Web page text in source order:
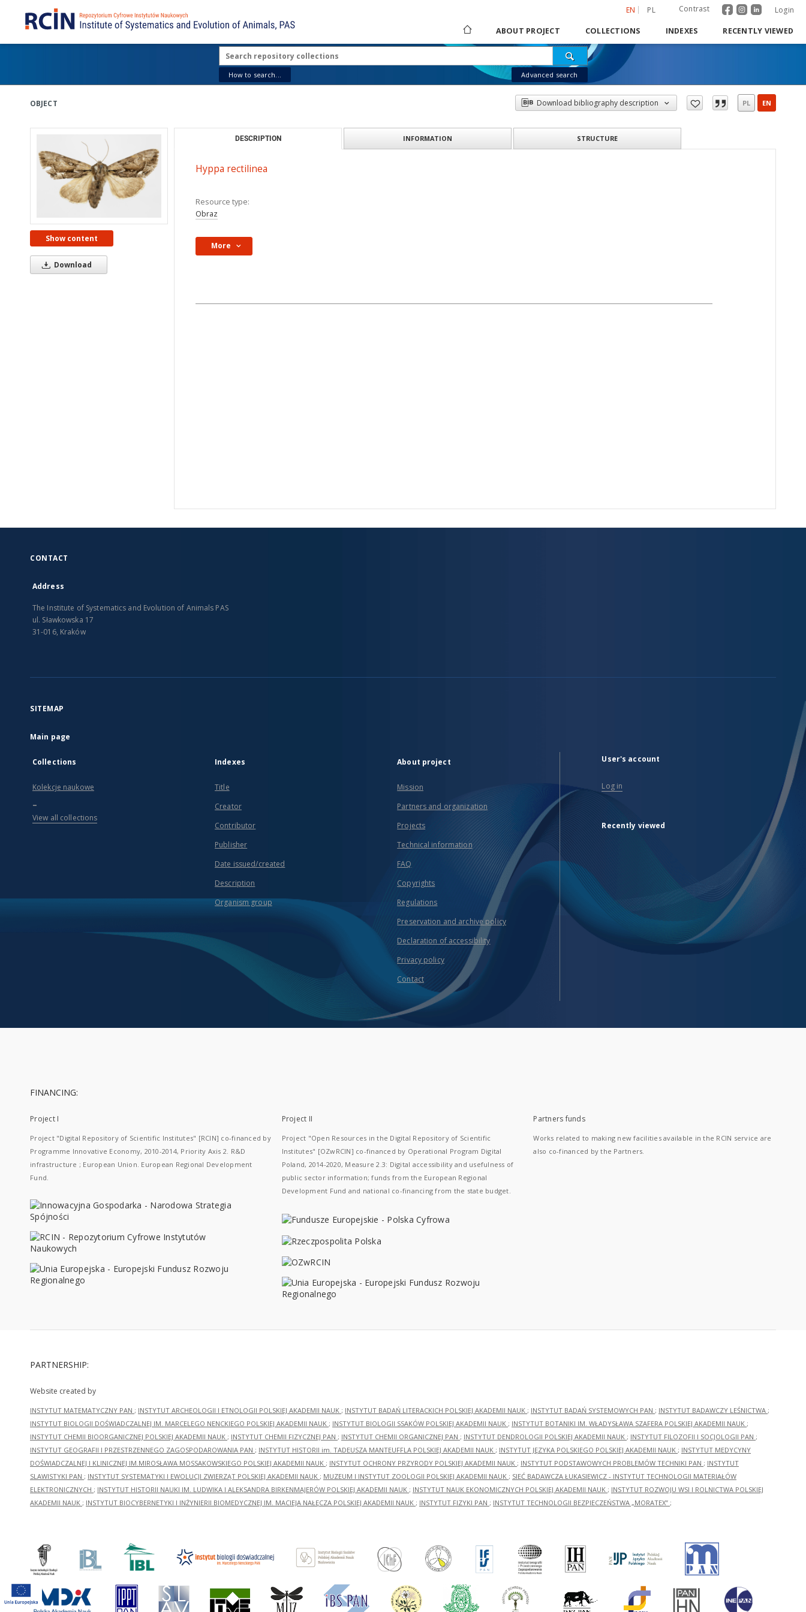
EN PL Contrast Login
ABOUT PROJECT COLLECTIONS INDEXES RECENTLY VIEWED
How to search... Advanced search
OBJECT Download bibliography description PL EN
Show content
Download
DESCRIPTION INFORMATION STRUCTURE
Hyppa rectilinea
Resource type:
Obraz
More
CONTACT
Address
The Institute of Systematics and Evolution of Animals PAS
ul. Sławkowska 17
31-016, Kraków
SITEMAP
Main page
Collections
Kolekcje naukowe
...
View all collections
Indexes
Title
Creator
Contributor
Publisher
Date issued/created
Description
Organism group
About project
Mission
Partners and organization
Projects
Technical information
FAQ
Copyrights
Regulations
Preservation and archive policy
Declaration of accessibility
Privacy policy
Contact
User's account
Log in
Recently viewed
FINANCING:
Project I
Project "Digital Repository of Scientific Institutes" [RCIN] co-financed by
Programme Innovative Economy, 2010-2014, Priority Axis 2. R&D
infrastructure ; European Union. European Regional Development
Fund.
Project II
Project "Open Resources in the Digital Repository of Scientific
Institutes" [OZwRCIN] co-financed by Operational Program Digital
Poland, 2014-2020, Measure 2.3: Digital accessibility and usefulness of
public sector information; funds from the European Regional
Development Fund and national co-financing from the state budget.
Partners funds
Works related to making new facilities available in the RCIN service are
also co-financed by the Partners.
PARTNERSHIP:
Website created by
INSTYTUT MATEMATYCZNY PAN ; INSTYTUT ARCHEOLOGII I ETNOLOGII POLSKIEJ AKADEMII NAUK ; INSTYTUT BADAŃ LITERACKICH POLSKIEJ AKADEMII NAUK ; INSTYTUT BADAŃ SYSTEMOWYCH PAN ; INSTYTUT BADAWCZY LEŚNICTWA ;
INSTYTUT BIOLOGII DOŚWIADCZALNEJ IM. MARCELEGO NENCKIEGO POLSKIEJ AKADEMII NAUK ; INSTYTUT BIOLOGII SSAKÓW POLSKIEJ AKADEMII NAUK ; INSTYTUT BOTANIKI IM. WŁADYSŁAWA SZAFERA POLSKIEJ AKADEMII NAUK ;
INSTYTUT CHEMII BIOORGANICZNEJ POLSKIEJ AKADEMII NAUK ; INSTYTUT CHEMII FIZYCZNEJ PAN ; INSTYTUT CHEMII ORGANICZNEJ PAN ; INSTYTUT DENDROLOGII POLSKIEJ AKADEMII NAUK ; INSTYTUT FILOZOFII I SOCJOLOGII PAN ;
INSTYTUT GEOGRAFII I PRZESTRZENNEGO ZAGOSPODAROWANIA PAN ; INSTYTUT HISTORII im. TADEUSZA MANTEUFFLA POLSKIEJ AKADEMII NAUK ; INSTYTUT JĘZYKA POLSKIEGO POLSKIEJ AKADEMII NAUK ; INSTYTUT MEDYCYNY
DOŚWIADCZALNEJ I KLINICZNEJ IM.MIROSŁAWA MOSSAKOWSKIEGO POLSKIEJ AKADEMII NAUK ; INSTYTUT OCHRONY PRZYRODY POLSKIEJ AKADEMII NAUK ; INSTYTUT PODSTAWOWYCH PROBLEMÓW TECHNIKI PAN ; INSTYTUT
SLAWISTYKI PAN ; INSTYTUT SYSTEMATYKI I EWOLUCJI ZWIERZĄT POLSKIEJ AKADEMII NAUK ; MUZEUM I INSTYTUT ZOOLOGII POLSKIEJ AKADEMII NAUK ; SIEĆ BADAWCZA ŁUKASIEWICZ - INSTYTUT TECHNOLOGII MATERIAŁÓW
ELEKTRONICZNYCH ; INSTYTUT HISTORII NAUKI IM. LUDWIKA I ALEKSANDRA BIRKENMAJERÓW POLSKIEJ AKADEMII NAUK ; INSTYTUT NAUK EKONOMICZNYCH POLSKIEJ AKADEMII NAUK ; INSTYTUT ROZWOJU WSI I ROLNICTWA POLSKIEJ
AKADEMII NAUK ; INSTYTUT BIOCYBERNETYKI I INŻYNIERII BIOMEDYCZNEJ IM. MACIEJA NAŁĘCZA POLSKIEJ AKADEMII NAUK ; INSTYTUT FIZYKI PAN ; INSTYTUT TECHNOLOGII BEZPIECZEŃSTWA „MORATEX” ;